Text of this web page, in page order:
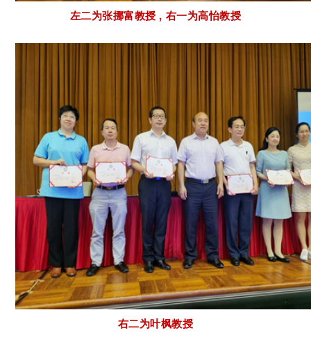
左二为张挪富教授 , 右一为高怡教授
右二为叶枫教授